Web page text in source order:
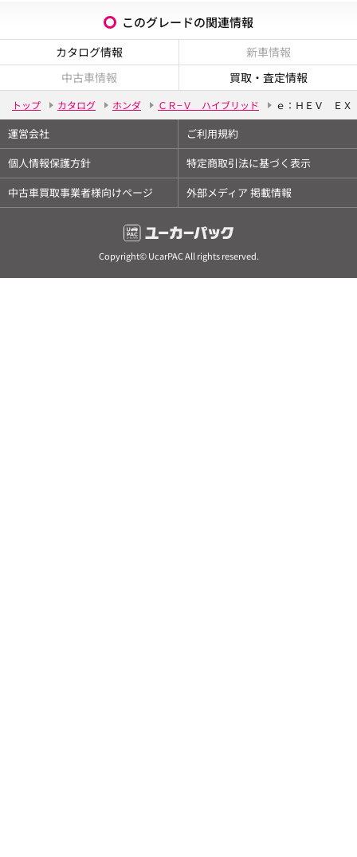
このグレードの関連情報
カタログ情報
新車情報
中古車情報
買取・査定情報
トップ カタログ ホンダ ＣＲ−Ｖ ハイブリッド ｅ：ＨＥＶ ＥＸ
運営会社
ご利用規約
個人情報保護方針
特定商取引法に基づく表示
中古車買取事業者様向けページ
外部メディア 掲載情報
Copyright© UcarPAC All rights reserved.